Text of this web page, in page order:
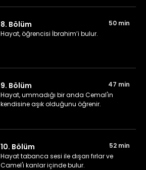
8. Bölüm
50 min
Hayat, öğrencisi İbrahim’i bulur.
9. Bölüm
47 min
Hayat, ummadığı bir anda Cemal'in
kendisine aşık olduğunu öğrenir.
10. Bölüm
52 min
Hayat tabanca sesi ile dışarı fırlar ve
Camel'i kanlar içinde bulur.